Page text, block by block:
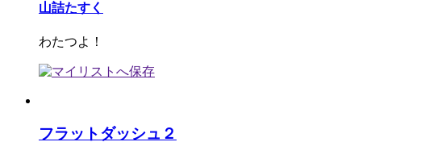
山詰たすく
わたつよ！
フラットダッシュ２